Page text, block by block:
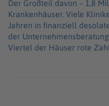
Der Großteil davon – 1,8
Krankenhäuser. Viele
Jahren in finanziell
der
Viertel der Häuser rote